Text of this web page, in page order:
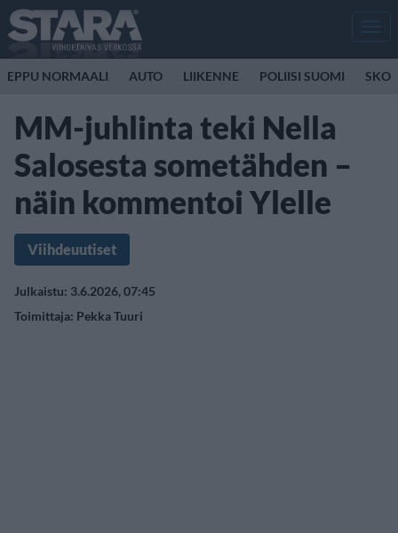
EPPU NORMAALI AUTO LIIKENNE POLIISI SUOMI
MM-juhlinta teki Nella
Salosesta sometähden –
näin kommentoi Ylelle
Viihdeuutiset
Julkaistu: 3.6.2026, 07:45
Toimittaja: Pekka Tuuri